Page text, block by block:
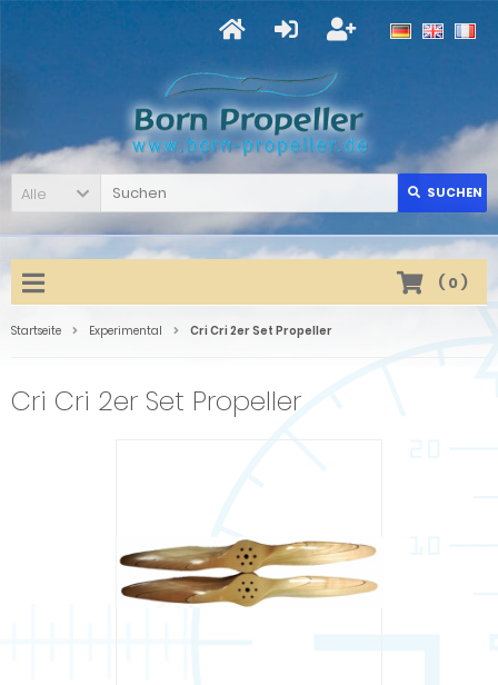
Alle SUCHEN
( 0)
Startseite Experimental Cri Cri 2er Set Propeller
Cri Cri 2er Set Propeller